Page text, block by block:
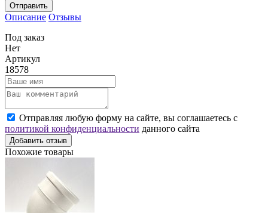
Отправить
Описание Отзывы
Под заказ
Нет
Артикул
18578
Отправляя любую форму на сайте, вы соглашаетесь с
политикой конфиденциальности данного сайта
Добавить отзыв
Похожие товары